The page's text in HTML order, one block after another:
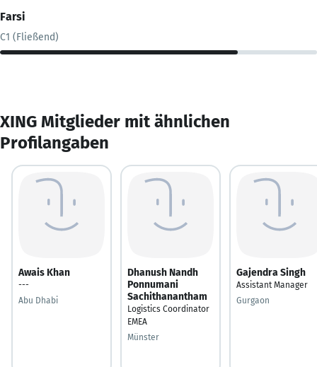
Farsi
C1 (Fließend)
XING Mitglieder mit ähnlichen
Profilangaben
Awais Khan
---
Abu Dhabi
Dhanush Nandh
Ponnumani
Sachithanantham
Logistics Coordinator
EMEA
Münster
Gajendra Singh
Assistant Manager
Gurgaon